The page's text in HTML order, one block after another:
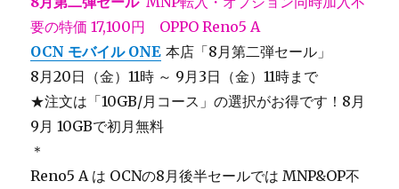
要の特価 17,100円 OPPO Reno5 A
OCN モバイル ONE 本店「8月第二弾セール」
8月20日（金）11時 ～ 9月3日（金）11時まで
★注文は「10GB/月コース」の選択がお得です！8月
9月 10GBで初月無料
＊
Reno5 A は OCNの8月後半セールでは MNP&OP不